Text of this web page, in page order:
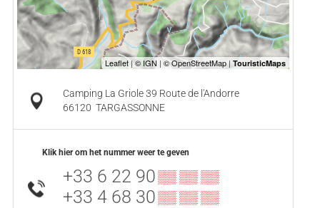
Camping La Griole 39 Route de l'Andorre
66120 TARGASSONNE
Klik hier om het nummer weer te geven
+33 6 22 90▒▒ ▒▒ ▒▒
+33 4 68 30▒▒ ▒▒ ▒▒